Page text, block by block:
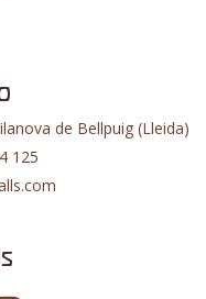
de Bellpuig (Lleida)
125